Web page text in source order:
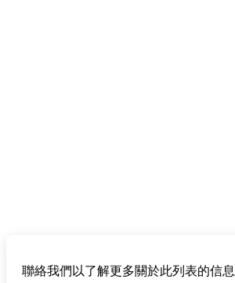
聯絡我們以了解更多關於此列表的信息